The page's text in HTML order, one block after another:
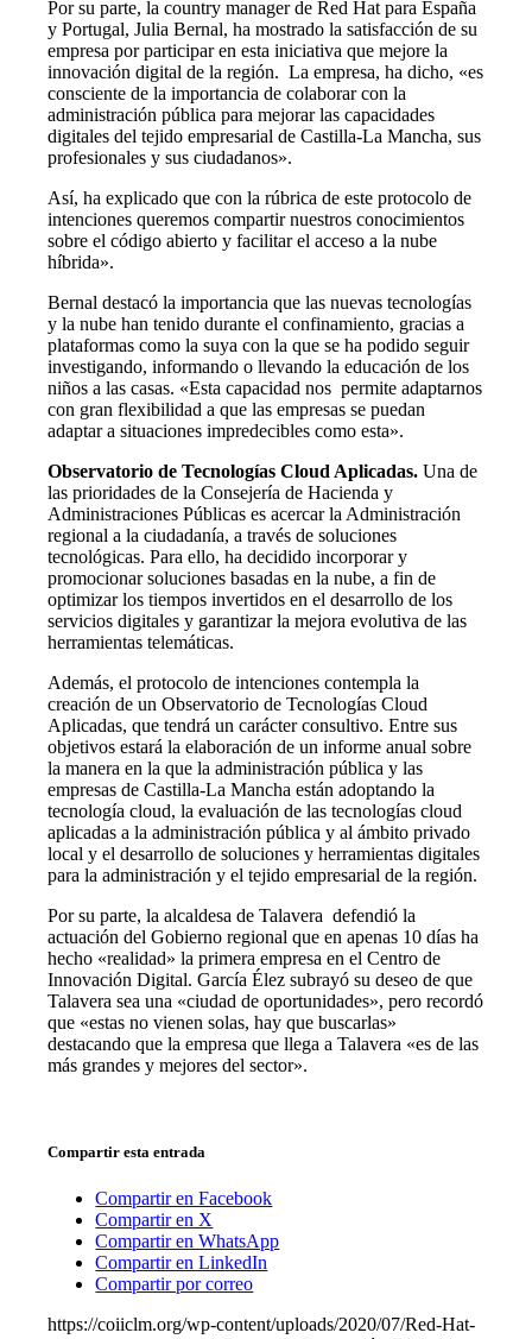
Por su parte, la country manager de Red Hat para España
y Portugal, Julia Bernal, ha mostrado la satisfacción de su
empresa por participar en esta iniciativa que mejore la
innovación digital de la región. La empresa, ha dicho, «es
consciente de la importancia de colaborar con la
administración pública para mejorar las capacidades
digitales del tejido empresarial de Castilla-La Mancha, sus
profesionales y sus ciudadanos».
Así, ha explicado que con la rúbrica de este protocolo de
intenciones queremos compartir nuestros conocimientos
sobre el código abierto y facilitar el acceso a la nube
híbrida».
Bernal destacó la importancia que las nuevas tecnologías
y la nube han tenido durante el confinamiento, gracias a
plataformas como la suya con la que se ha podido seguir
investigando, informando o llevando la educación de los
niños a las casas. «Esta capacidad nos permite adaptarnos
con gran flexibilidad a que las empresas se puedan
adaptar a situaciones impredecibles como esta».
Observatorio de Tecnologías Cloud Aplicadas.Una de
las prioridades de la Consejería de Hacienda y
Administraciones Públicas es acercar la Administración
regional a la ciudadanía, a través de soluciones
tecnológicas. Para ello, ha decidido incorporar y
promocionar soluciones basadas en la nube, a fin de
optimizar los tiempos invertidos en el desarrollo de los
servicios digitales y garantizar la mejora evolutiva de las
herramientas telemáticas.
Además, el protocolo de intenciones contempla la
creación de un Observatorio de Tecnologías Cloud
Aplicadas, que tendrá un carácter consultivo. Entre sus
objetivos estará la elaboración de un informe anual sobre
la manera en la que la administración pública y las
empresas de Castilla-La Mancha están adoptando la
tecnología cloud, la evaluación de las tecnologías cloud
aplicadas a la administración pública y al ámbito privado
local y el desarrollo de soluciones y herramientas digitales
para la administración y el tejido empresarial de la región.
Por su parte, la alcaldesa de Talavera defendió la
actuación del Gobierno regional que en apenas 10 días ha
hecho «realidad» la primera empresa en el Centro de
Innovación Digital. García Élez subrayó su deseo de que
Talavera sea una «ciudad de oportunidades», pero recordó
que «estas no vienen solas, hay que buscarlas»
destacando que la empresa que llega a Talavera «es de las
más grandes y mejores del sector».
Compartir esta entrada
Compartir en Facebook
Compartir en X
Compartir en WhatsApp
Compartir en LinkedIn
Compartir por correo
https://coiiclm.org/wp-content/uploads/2020/07/Red-Hat-